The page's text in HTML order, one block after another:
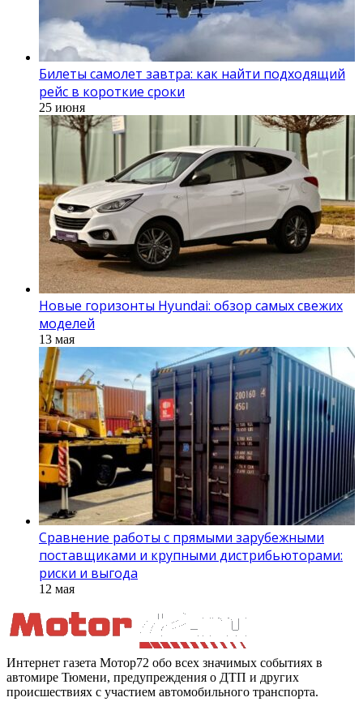
Билеты самолет завтра: как найти подходящий
рейс в короткие сроки
25 июня
Новые горизонты Hyundai: обзор самых свежих
моделей
13 мая
Сравнение работы с прямыми зарубежными
поставщиками и крупными дистрибьюторами:
риски и выгода
12 мая
Интернет газета Мотор72 обо всех значимых событиях в
автомире Тюмени, предупреждения о ДТП и других
происшествиях с участием автомобильного транспорта.